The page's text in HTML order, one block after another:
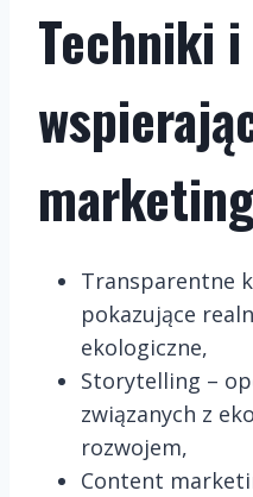
Techniki
Transparentne
pokazujące
ekologiczne,
Storytelling –
związanych z
rozwojem,
Content